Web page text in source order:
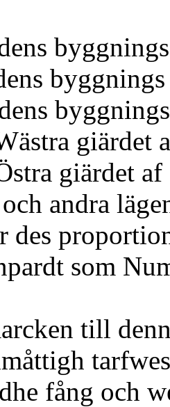
i Wästra
i Östra
andra
des
som
till
fång och